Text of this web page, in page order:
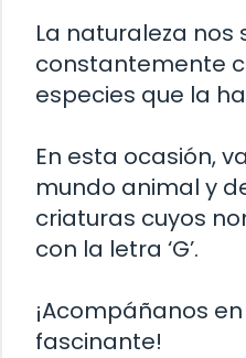
La naturaleza nos
constantemente
especies que la
En esta ocasión,
mundo animal y
criaturas cuyos
con la letra ‘G’.
¡Acompáñanos
fascinante!